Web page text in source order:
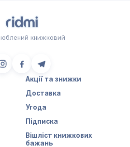
книжковий
Акції та знижки
Доставка
Угода
Підписка
Вішліст книжкових
бажань